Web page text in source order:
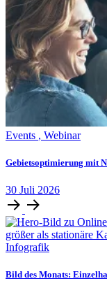
Events , Webinar
Gebietsoptimierung mit
30 Juli 2026
Infografik
Bild des Monats: